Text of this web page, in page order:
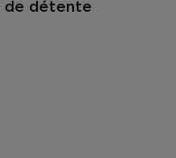
de détente